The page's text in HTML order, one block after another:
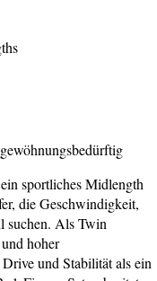
sportliches Midlength
die Geschwindigkeit,
suchen. Als Twin
hoher
und Stabilität als ein